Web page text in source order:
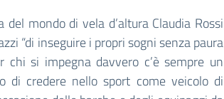
mondo di vela d’altura Claudia Rossi
“di inseguire i propri sogni senza paura
si impegna davvero c’è sempre un
di credere nello sport come veicolo di